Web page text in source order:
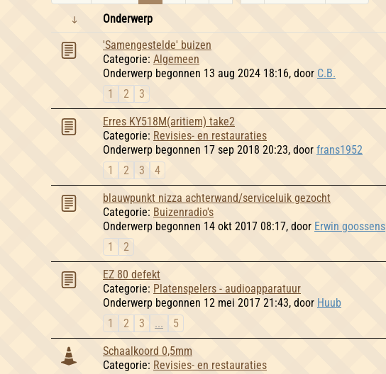
Onderwerp
'Samengestelde' buizen
Categorie: Algemeen
Onderwerp begonnen 13 aug 2024 18:16, door C.B.
1
2 3
Erres KY518M(aritiem) take2
Categorie: Revisies- en restauraties
Onderwerp begonnen 17 sep 2018 20:23, door frans1952
1
2 3 4
blauwpunkt nizza achterwand/serviceluik gezocht
Categorie: Buizenradio's
Onderwerp begonnen 14 okt 2017 08:17, door Erwin goossens
1
2
EZ 80 defekt
Categorie: Platenspelers - audioapparatuur
Onderwerp begonnen 12 mei 2017 21:43, door Huub
1
2 3 ... 5
Schaalkoord 0,5mm
Categorie: Revisies- en restauraties